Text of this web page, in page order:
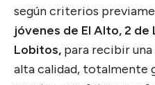
según criterios
jóvenes de El Alto, 2 de
Lobitos, para recibir
alta calidad, totalmente